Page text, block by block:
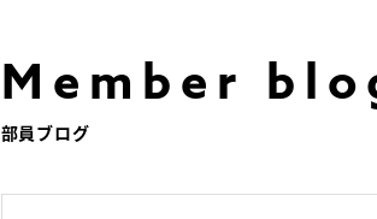
Member
部員ブログ